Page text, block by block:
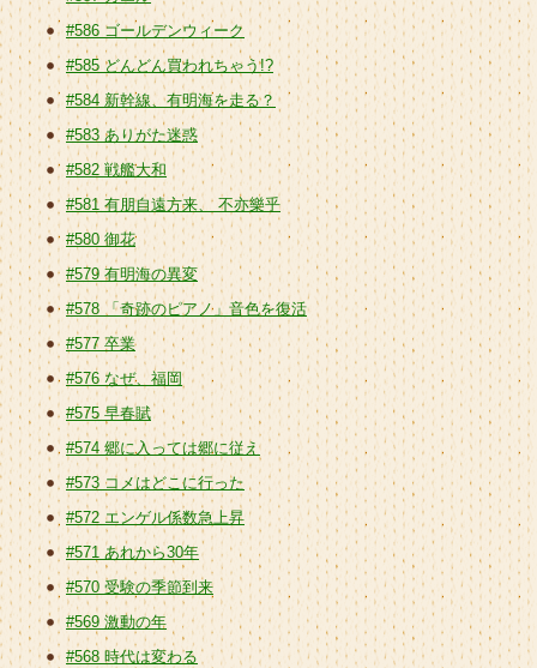
#586 ゴールデンウィーク
#585 どんどん買われちゃう!?
#584 新幹線、有明海を走る？
#583 ありがた迷惑
#582 戦艦大和
#581 有朋自遠方来、 不亦樂乎
#580 御花
#579 有明海の異変
#578 「奇跡のピアノ」音色を復活
#577 卒業
#576 なぜ、福岡
#575 早春賦
#574 郷に入っては郷に従え
#573 コメはどこに行った
#572 エンゲル係数急上昇
#571 あれから30年
#570 受験の季節到来
#569 激動の年
#568 時代は変わる